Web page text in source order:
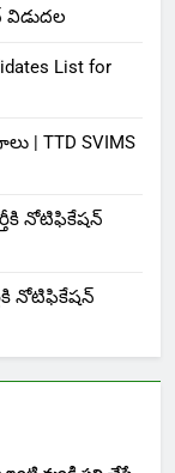
List for
| TTD SVIMS
నోటిఫికేషన్
నోటిఫికేషన్